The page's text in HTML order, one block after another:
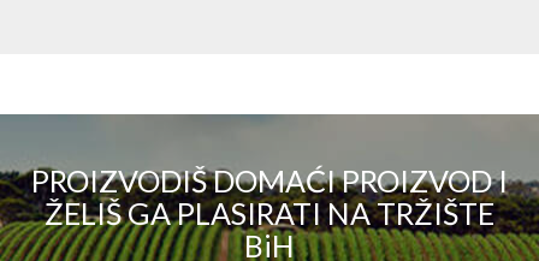
PROIZVODIŠ DOMAĆI PROIZVOD I
ŽELIŠ GA PLASIRATI NA TRŽIŠTE
BiH